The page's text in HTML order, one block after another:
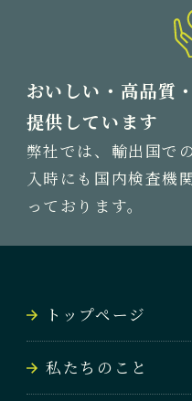
おいしい・高品質
提供しています
弊社では、輸出国で
入時にも国内検査機
っております。
トップページ
私たちのこと